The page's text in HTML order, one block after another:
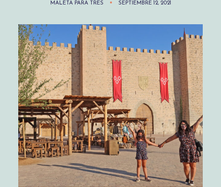
MALETA PARA TRES SEPTIEMBRE 12, 2021